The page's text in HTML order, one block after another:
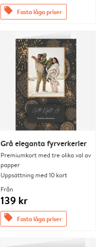
offers Fasta låga priser
Grå eleganta fyrverkerier
Premiumkort med tre olika val av
papper
Uppsättning med 10 kort
Från
139 kr
offers Fasta låga priser